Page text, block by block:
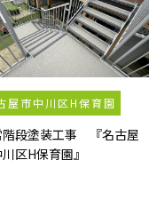
屋市中川区H保育園
階段塗装工事 『名古屋
区H保育園』